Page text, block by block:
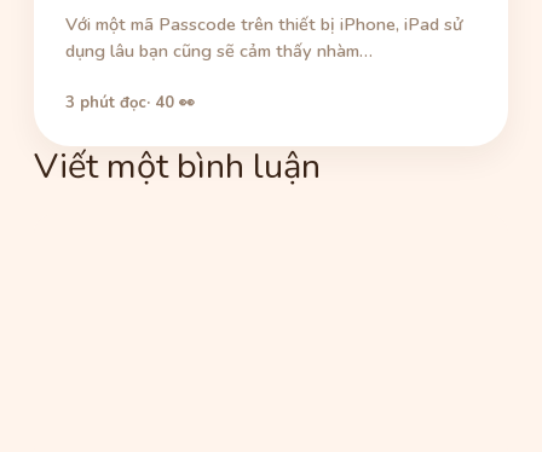
Với một mã Passcode trên thiết bị iPhone, iPad sử
dụng lâu bạn cũng sẽ cảm thấy nhàm…
3 phút đọc· 40 👀
Viết một bình luận